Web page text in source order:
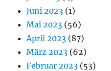
Juni 2023 (1)
Mai 2023 (56)
April 2023 (87)
März 2023 (62)
Februar 2023 (53)